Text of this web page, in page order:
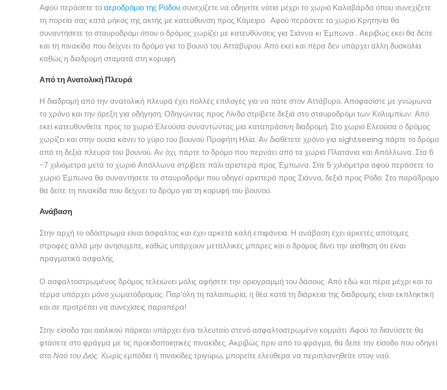
Αφού περάσετε τοαεροδρόμιο της Ρόδουσυνεχίζετε να οδηγείτε νότια μέχρι το χωριό Καλαβάρδα όπου συνεχίζετε
τη πορεία σας κατά μήκος της ακτής με κατεύθυνση προς Κάμειρο. Αφού περάσετε το χωριο Κρητηνία θα
συναντήσετε το σταυροδρόμι όπου ο δρόμος χωρίζει με κατευθύνσεις για Σιάννα κι Έμπωνα . Ακριβώς εκεί θα δείτε
και τη πινακίδα που δείχνει το δρόμο για το βουνό του Αττάβυρου. Από εκεί και πέρα δεν υπάρχει άλλη δυσκολία
καθώς η διαδρομή σταματά στη κορυφή.
Από τη Ανατολική Πλευρά
Η διαδρομή από την ανατολική πλευρά έχει πολλές επιλογές για να πάτε στον Αττάβυρο. Αποφασίστε με γνώμωνα
το χρόνο και την όρεξη για οδήγηση. Οδηγώντας προς Λίνδο στρίβετε δεξιά στο σταυροδρόμι των Κολυμπίων. Από
εκεί κατευθυνθείτε προς το χωριό Ελεούσα συναντώντας μια καταπράσινη διαδρομή. Στο χωριό Ελεούσα ο δρόμος
χωρίζει και στην ουσία κάνει το γύρο του βουνού Προφήτη Ηλία. Αν διαθέτετε χρόνο για sightseeing πάρτε το δρόμο
από τη δεξιά πλευρά του βουνού. Αν όχι, πάρτε το δρόμο που περνάει από τα χωριά Πλατάνια και Απόλλωνα. Στα 6
-7 χιλιόμετρα μετά το χωριό Απόλλωνα στρίβετε πάλι αριστερά προς Έμπωνα. Στα 5 χιλιόμετρα αφού περάσετε το
χωριό Έμπωνα θα συναντήσετε το σταυροδρόμι που οδηγεί αριστερά προς Σιάννα, δεξιά προς Ρόδο. Στο παράδρομο
θα δείτε τη πινακίδα που δείχνει το δρόμο για τη κορυφή του βουνού.
Ανάβαση
Στην αρχή το οδόστρωμα είναι άσφαλτος και έχει αρκετά καλή επιφάνεια. Η ανάβαση έχει αρκετές απότομες
στροφές αλλά μην ανησυχείτε, καθώς υπάρχουν μεταλλικές μπάρες και ο δρόμος δίνει την αίσθηση ότι είναι
πραγματικά ασφαλής.
Ο ασφαλτοστρωμένος δρόμος τελειώνει μόλις αφήσετε την οριογραμμή του δάσους. Από εδώ και πέρα μέχρι και το
τέρμα υπάρχει μόνο χωματόδρομος. Παρ’όλη τη ταλαιπωρία, η θέα κατά τη διάρκεια της διαδρομής είναι εκπληκτική
και σε προτρέπει να συνεχίσεις παραπέρα!
Στην είσοδο του αιολικού πάρκου υπάρχει ένα τελευταίο στενό ασφαλτοστρωμένο κομμάτι. Αφού το διανύσετε θα
φτάσετε στο φράγμα με τις προειδοποιητικές πινακίδες. Ακριβώς πριν από το φράγμα, θα δείτε την είσοδο που οδηγεί
στοΝαό του Διός. Χωρίς εμπόδια ή πινακίδες τριγύρω, μπορείτε ελεύθερα να περιπλανηθείτε στον ναό.